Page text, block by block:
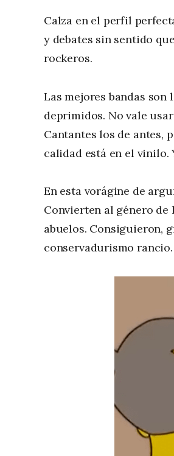
Calza en el perfil
y debates sin sentido
rockeros.
Las mejores bandas
deprimidos. No vale usar
Cantantes los de antes,
calidad está en el vinilo.
En esta vorágine de
Convierten al género de
abuelos. Consiguieron,
conservadurismo rancio.